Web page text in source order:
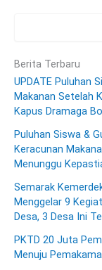
Berita Terbaru
UPDATE Puluhan
Makanan Setelah
Kapus Dramaga
Puluhan Siswa &
Keracunan
Menunggu
Semarak
Menggelar 9
Desa, 3 Desa Ini
PKTD 20 Juta
Menuju